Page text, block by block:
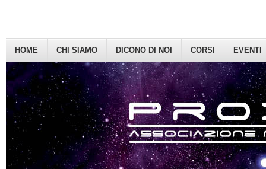
HOME CHI SIAMO DICONO DI NOI CORSI EVENTI